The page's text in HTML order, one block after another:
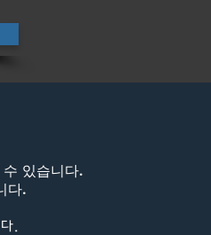
있습니다.
다.
.